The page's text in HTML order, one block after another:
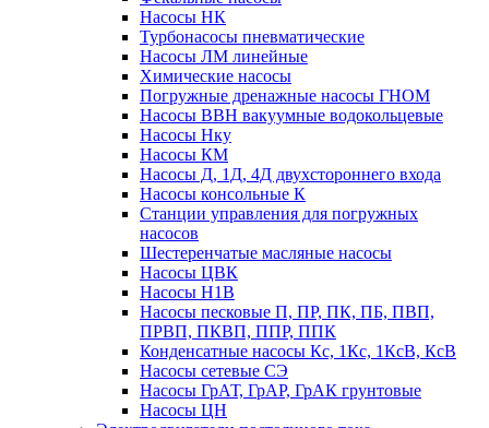
Насосы НК
Турбонасосы пневматические
Насосы ЛМ линейные
Химические насосы
Погружные дренажные насосы ГНОМ
Насосы ВВН вакуумные водокольцевые
Насосы Нку
Насосы КМ
Насосы Д, 1Д, 4Д двухстороннего входа
Насосы консольные К
Станции управления для погружных
насосов
Шестеренчатые масляные насосы
Насосы ЦВК
Насосы Н1В
Насосы песковые П, ПР, ПК, ПБ, ПВП,
ПРВП, ПКВП, ППР, ППК
Конденсатные насосы Кс, 1Кс, 1КсВ, КсВ
Насосы сетевые СЭ
Насосы ГрАТ, ГрАР, ГрАК грунтовые
Насосы ЦН